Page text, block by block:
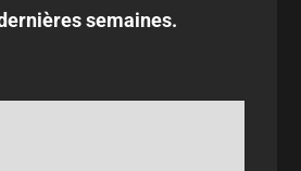
semaines.